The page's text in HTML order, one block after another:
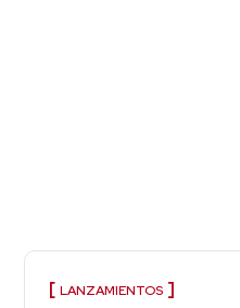
LANZAMIENTOS